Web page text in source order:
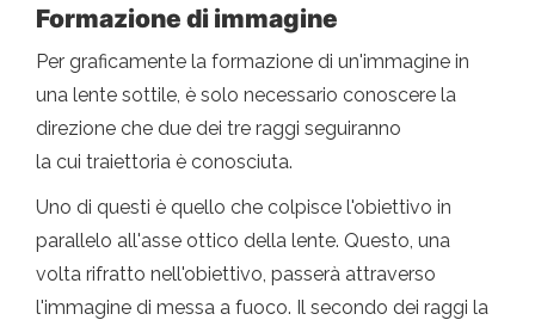
Formazione di immagine
Per graficamente la formazione di un'immagine in
una lente sottile, è solo necessario conoscere la
direzione che due dei tre raggi seguiranno
la cui traiettoria è conosciuta.
Uno di questi è quello che colpisce l'obiettivo in
parallelo all'asse ottico della lente. Questo, una
volta rifratto nell'obiettivo, passerà attraverso
l'immagine di messa a fuoco. Il secondo dei raggi la